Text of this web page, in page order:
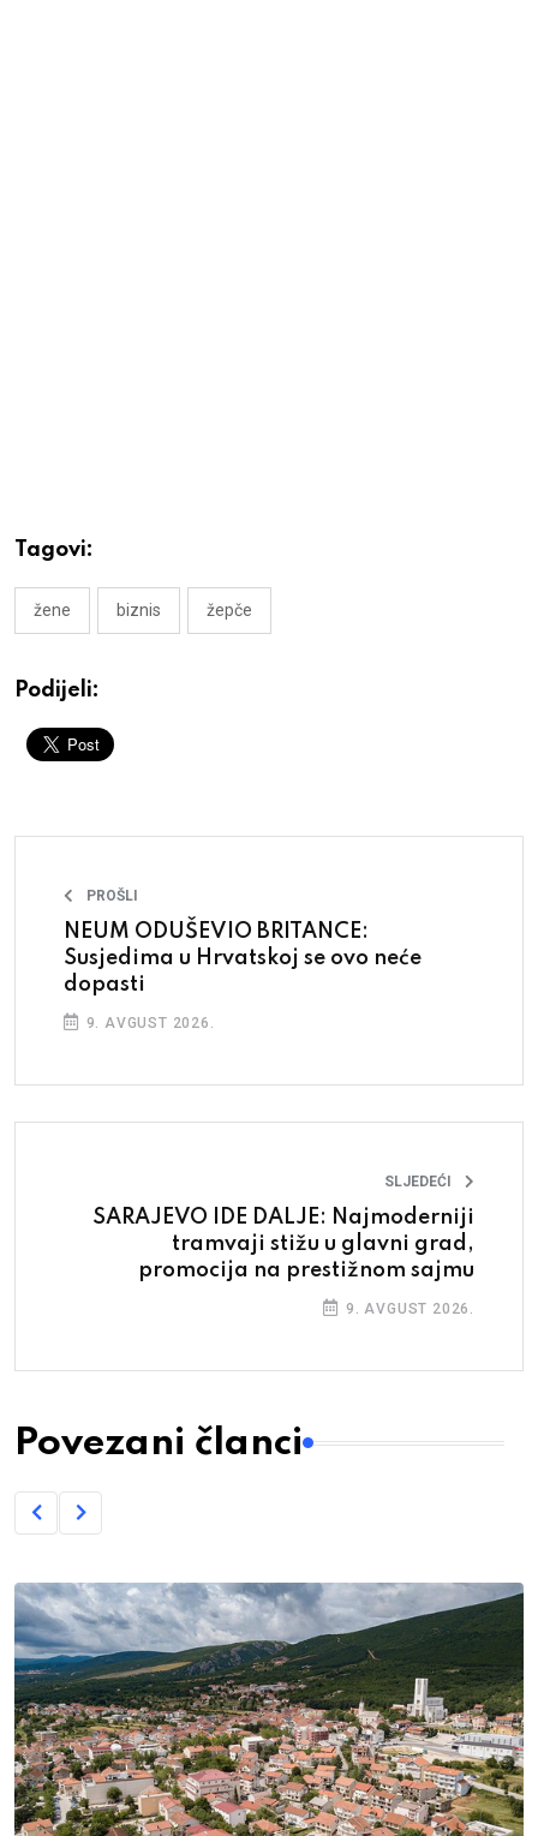
Tagovi:
žene biznis žepče
Podijeli:
PROŠLI
NEUM ODUŠEVIO BRITANCE:
Susjedima u Hrvatskoj se ovo neće
dopasti
9. AVGUST 2026.
SLJEDEĆI
SARAJEVO IDE DALJE: Najmoderniji
tramvaji stižu u glavni grad,
promocija na prestižnom sajmu
9. AVGUST 2026.
Povezani članci